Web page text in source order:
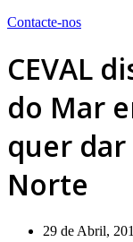
Contacte-nos
CEVAL
do Mar
quer dar
Norte
29 de Abril,